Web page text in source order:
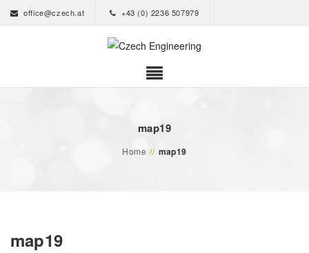
office@czech.at +43 (0) 2236 507979
map19
Home // map19
map19